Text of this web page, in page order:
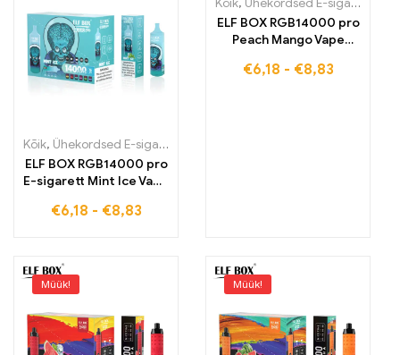
Kõik, Ühekordsed E-sigaretid
ELF BOX RGB14000 pro
E-sigarett Mint Ice Vape
jaoks
€6,18 - €8,83
ELF BOX RGB14000 pro
Peach Mango Vape
puuviljanauding
€6,18 - €8,83
Müük! Müük!